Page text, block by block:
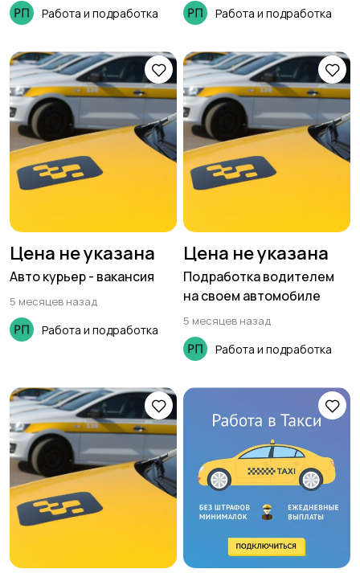
Работа и подработка Работа и подработка
Цена не указана
Авто курьер - вакансия
5 месяцев назад
Работа и подработка
Цена не указана
Подработка водителем
на своем автомобиле
5 месяцев назад
Работа и подработка